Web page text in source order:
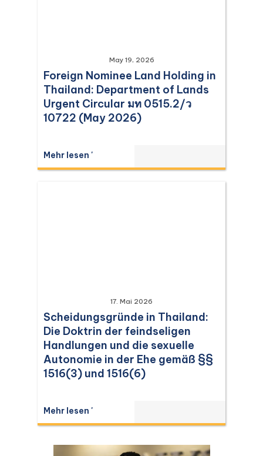
May 19, 2026
Foreign Nominee Land Holding in
Thailand: Department of Lands
Urgent Circular มท 0515.2/ว
10722 (May 2026)
Mehr lesen '
17. Mai 2026
Scheidungsgründe in Thailand:
Die Doktrin der feindseligen
Handlungen und die sexuelle
Autonomie in der Ehe gemäß §§
1516(3) und 1516(6)
Mehr lesen '